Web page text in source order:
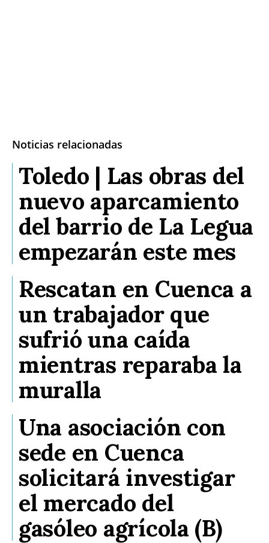
Noticias relacionadas
Toledo | Las obras del
nuevo aparcamiento
del barrio de La Legua
empezarán este mes
Rescatan en Cuenca a
un trabajador que
sufrió una caída
mientras reparaba la
muralla
Una asociación con
sede en Cuenca
solicitará investigar
el mercado del
gasóleo agrícola (B)